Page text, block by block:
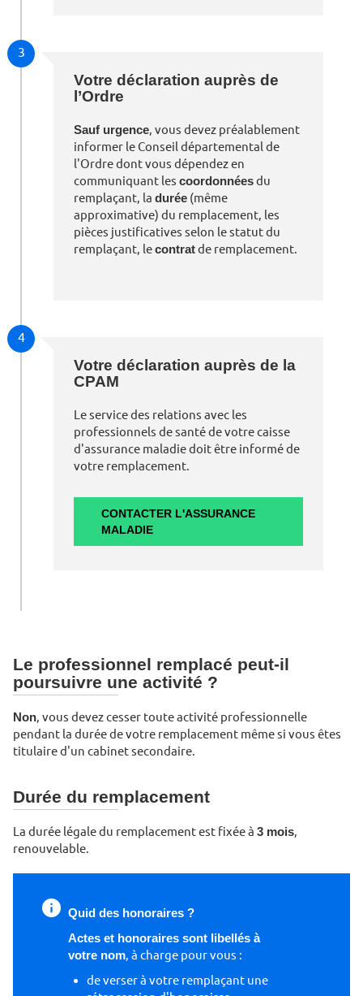
3
Votre déclaration auprès de
l’Ordre
Sauf urgence, vous devez préalablement
informer le Conseil départemental de
l'Ordre dont vous dépendez en
communiquant les coordonnéesdu
remplaçant, la durée (même
approximative) du remplacement, les
pièces justificatives selon le statut du
remplaçant, lecontratde remplacement.
4
Votre déclaration auprès de la
CPAM
Le service des relations avec les
professionnels de santé de votre caisse
d'assurance maladie doit être informé de
votre remplacement.
CONTACTER L'ASSURANCE
MALADIE
Le professionnel remplacé peut-il
poursuivre une activité ?
Non, vous devez cesser toute activité professionnelle
pendant la durée de votre remplacement même si vous êtes
titulaire d'un cabinet secondaire.
Durée du remplacement
La durée légale du remplacement est fixée à 3 mois,
renouvelable.
Quid des honoraires ?
Actes et honoraires sont libellés à
votre nom, à charge pour vous :
de verser à votre remplaçant une